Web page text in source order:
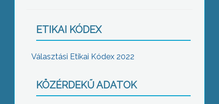
ETIKAI KÓDEX
Választási Etikai Kódex 2022
KÖZÉRDEKŰ ADATOK